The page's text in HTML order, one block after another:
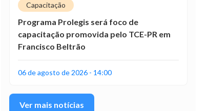
Capacitação
Programa Prolegis será foco de
capacitação promovida pelo TCE-PR em
Francisco Beltrão
06 de agosto de 2026 - 14:00
Ver mais notícias